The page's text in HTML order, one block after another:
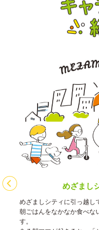
めざまし
めざましシティに引っ越し
朝ごはんをなかなか食べな
す。